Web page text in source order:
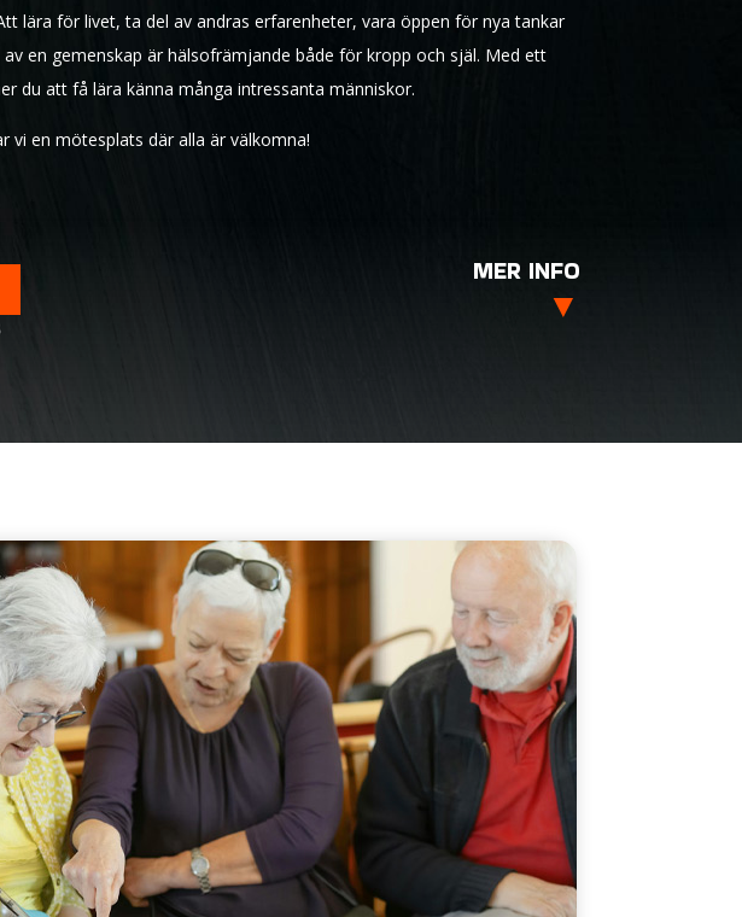
lära för livet, ta del av andras erfarenheter, vara öppen för nya tankar
en gemenskap är hälsofrämjande både för kropp och själ. Med ett
du att få lära känna många intressanta människor.
vi en mötesplats där alla är välkomna!
MER INFO
▼